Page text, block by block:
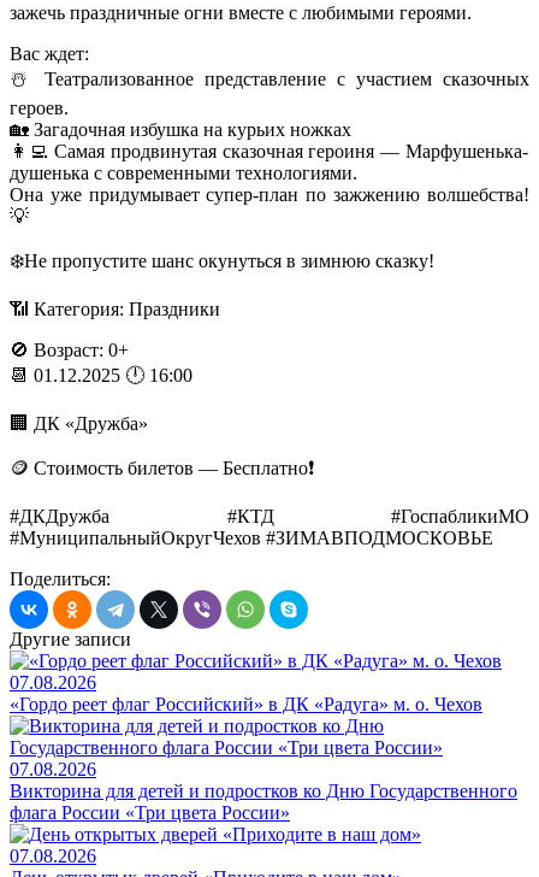
зажечь праздничные огни вместе с любимыми героями.
Вас ждет:
☃️ Театрализованное представление с участием сказочных
героев.
🏡 Загадочная избушка на курьих ножках
👩‍💻 Самая продвинутая сказочная героиня — Марфушенька-
душенька с современными технологиями.
Она уже придумывает супер-план по зажжению волшебства!
💡
❄️Не пропустите шанс окунуться в зимнюю сказку!
📶 Категория: Праздники
🚫 Возраст: 0+
📆 01.12.2025 🕛 16:00
🏢 ДК «Дружба»
🪙 Стоимость билетов — Бесплатно❗️
#ДКДружба #КТД #ГоспабликиМО
#МуниципальныйОкругЧехов #ЗИМАВПОДМОСКОВЬЕ
Поделиться:
Другие записи
07.08.2026
«Гордо реет флаг Российский» в ДК «Радуга» м. о. Чехов
07.08.2026
Викторина для детей и подростков ко Дню Государственного
флага России «Три цвета России»
07.08.2026